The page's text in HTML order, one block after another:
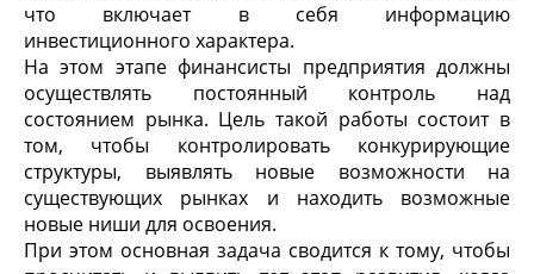
что включает в себя информацию
инвестиционного характера.
На этом этапе финансисты предприятия должны
осуществлять постоянный контроль над
состоянием рынка. Цель такой работы состоит в
том, чтобы контролировать конкурирующие
структуры, выявлять новые возможности на
существующих рынках и находить возможные
новые ниши для освоения.
При этом основная задача сводится к тому, чтобы